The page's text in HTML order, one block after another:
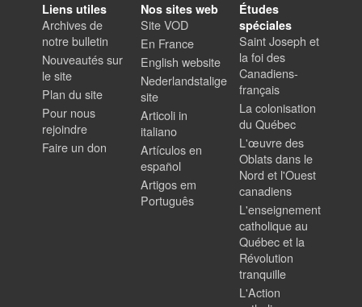
Liens utiles
Archives de
notre bulletin
Nouveautés sur
le site
Plan du site
Pour nous
rejoindre
Faire un don
Nos sites web
Site VOD
En France
English website
Nederlandstalige
site
Articoli in
italiano
Artículos en
español
Artigos em
Português
Études
spéciales
Saint Joseph et
la foi des
Canadiens-
français
La colonisation
du Québec
L'œuvre des
Oblats dans le
Nord et l'Ouest
canadiens
L'enseignement
catholique au
Québec et la
Révolution
tranquille
L'Action